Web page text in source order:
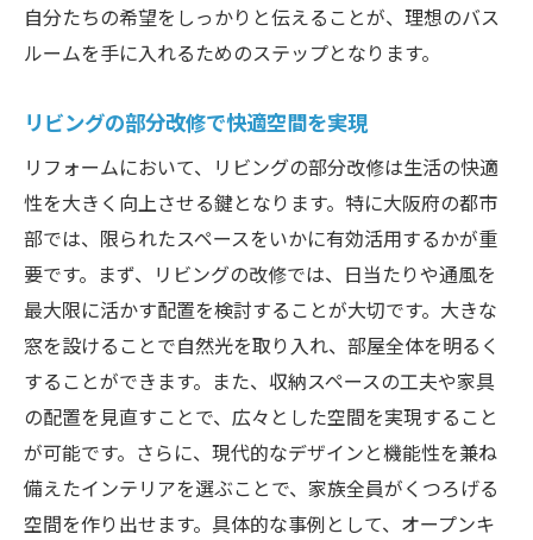
自分たちの希望をしっかりと伝えることが、理想のバス
ルームを手に入れるためのステップとなります。
リビングの部分改修で快適空間を実現
リフォームにおいて、リビングの部分改修は生活の快適
性を大きく向上させる鍵となります。特に大阪府の都市
部では、限られたスペースをいかに有効活用するかが重
要です。まず、リビングの改修では、日当たりや通風を
最大限に活かす配置を検討することが大切です。大きな
窓を設けることで自然光を取り入れ、部屋全体を明るく
することができます。また、収納スペースの工夫や家具
の配置を見直すことで、広々とした空間を実現すること
が可能です。さらに、現代的なデザインと機能性を兼ね
備えたインテリアを選ぶことで、家族全員がくつろげる
空間を作り出せます。具体的な事例として、オープンキ